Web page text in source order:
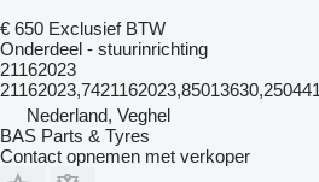
€ 650 Exclusief BTW
Onderdeel - stuurinrichting
21162023
Nederland, Veghel
BAS Parts & Tyres
Contact opnemen met verkoper